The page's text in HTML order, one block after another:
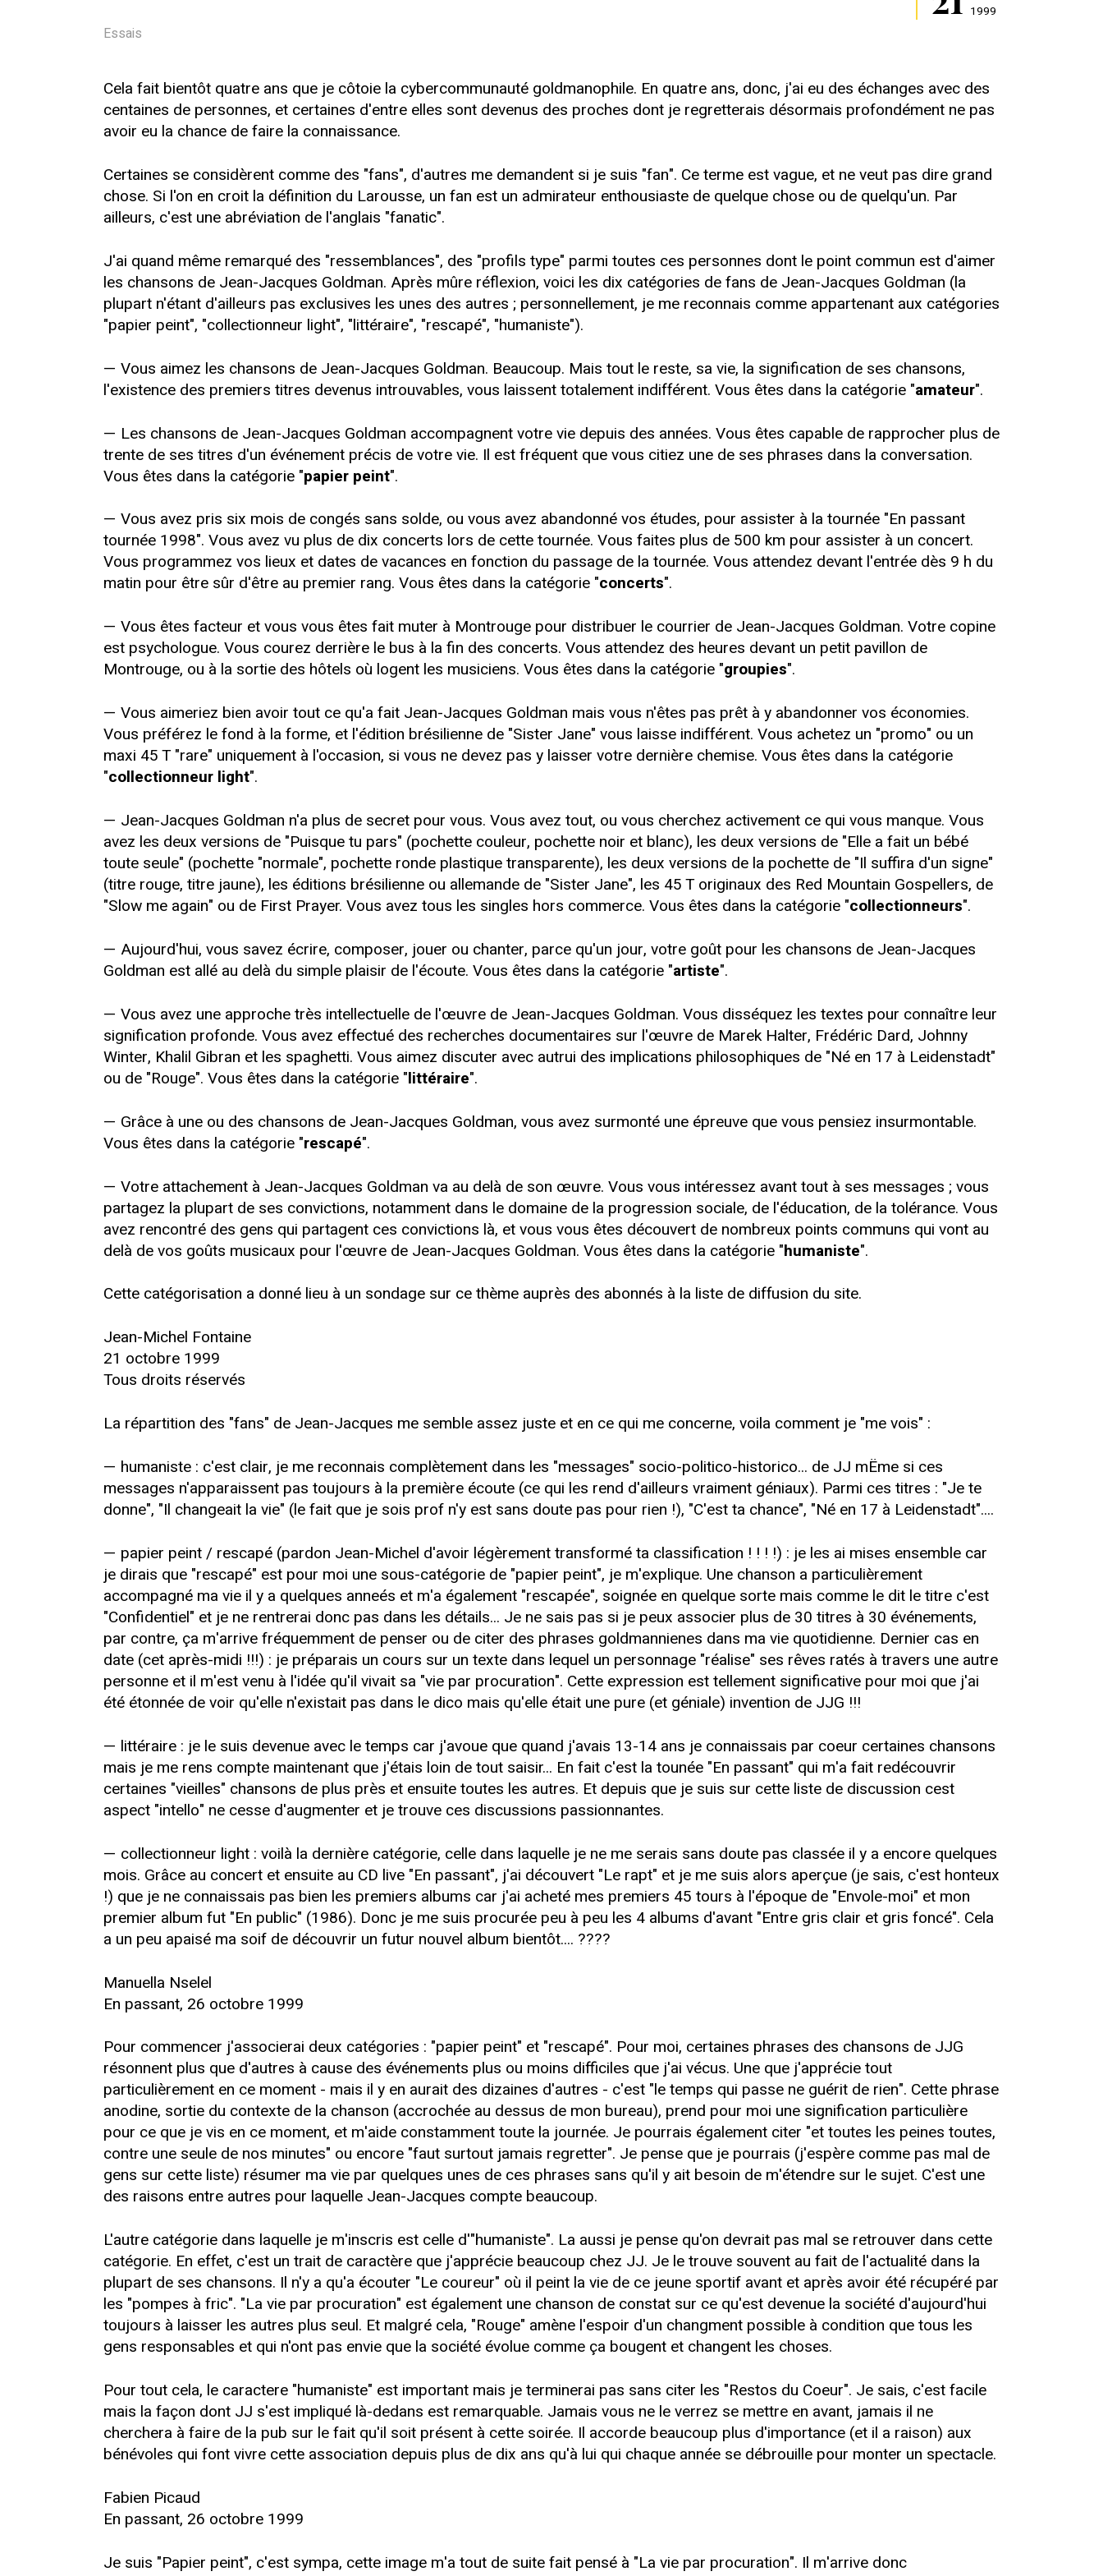
1999
Essais
Cela fait bientôt quatre ans que je côtoie la cybercommunauté goldmanophile. En quatre ans, donc, j'ai eu des échanges avec des
centaines de personnes, et certaines d'entre elles sont devenus des proches dont je regretterais désormais profondément ne pas
avoir eu la chance de faire la connaissance.
Certaines se considèrent comme des "fans", d'autres me demandent si je suis "fan". Ce terme est vague, et ne veut pas dire grand
chose. Si l'on en croit la définition du Larousse, un fan est un admirateur enthousiaste de quelque chose ou de quelqu'un. Par
ailleurs, c'est une abréviation de l'anglais "fanatic".
J'ai quand même remarqué des "ressemblances", des "profils type" parmi toutes ces personnes dont le point commun est d'aimer
les chansons de Jean-Jacques Goldman. Après mûre réflexion, voici les dix catégories de fans de Jean-Jacques Goldman (la
plupart n'étant d'ailleurs pas exclusives les unes des autres ; personnellement, je me reconnais comme appartenant aux catégories
"papier peint", "collectionneur light", "littéraire", "rescapé", "humaniste").
— Vous aimez les chansons de Jean-Jacques Goldman. Beaucoup. Mais tout le reste, sa vie, la signification de ses chansons,
l'existence des premiers titres devenus introuvables, vous laissent totalement indifférent. Vous êtes dans la catégorie "amateur".
— Les chansons de Jean-Jacques Goldman accompagnent votre vie depuis des années. Vous êtes capable de rapprocher plus de
trente de ses titres d'un événement précis de votre vie. Il est fréquent que vous citiez une de ses phrases dans la conversation.
Vous êtes dans la catégorie "papier peint".
— Vous avez pris six mois de congés sans solde, ou vous avez abandonné vos études, pour assister à la tournée "En passant
tournée 1998". Vous avez vu plus de dix concerts lors de cette tournée. Vous faites plus de 500 km pour assister à un concert.
Vous programmez vos lieux et dates de vacances en fonction du passage de la tournée. Vous attendez devant l'entrée dès 9 h du
matin pour être sûr d'être au premier rang. Vous êtes dans la catégorie "concerts".
— Vous êtes facteur et vous vous êtes fait muter à Montrouge pour distribuer le courrier de Jean-Jacques Goldman. Votre copine
est psychologue. Vous courez derrière le bus à la fin des concerts. Vous attendez des heures devant un petit pavillon de
Montrouge, ou à la sortie des hôtels où logent les musiciens. Vous êtes dans la catégorie "groupies".
— Vous aimeriez bien avoir tout ce qu'a fait Jean-Jacques Goldman mais vous n'êtes pas prêt à y abandonner vos économies.
Vous préférez le fond à la forme, et l'édition brésilienne de "Sister Jane" vous laisse indifférent. Vous achetez un "promo" ou un
maxi 45 T "rare" uniquement à l'occasion, si vous ne devez pas y laisser votre dernière chemise. Vous êtes dans la catégorie
"collectionneur light".
— Jean-Jacques Goldman n'a plus de secret pour vous. Vous avez tout, ou vous cherchez activement ce qui vous manque. Vous
avez les deux versions de "Puisque tu pars" (pochette couleur, pochette noir et blanc), les deux versions de "Elle a fait un bébé
toute seule" (pochette "normale", pochette ronde plastique transparente), les deux versions de la pochette de "Il suffira d'un signe"
(titre rouge, titre jaune), les éditions brésilienne ou allemande de "Sister Jane", les 45 T originaux des Red Mountain Gospellers, de
"Slow me again" ou de First Prayer. Vous avez tous les singles hors commerce. Vous êtes dans la catégorie "collectionneurs".
— Aujourd'hui, vous savez écrire, composer, jouer ou chanter, parce qu'un jour, votre goût pour les chansons de Jean-Jacques
Goldman est allé au delà du simple plaisir de l'écoute. Vous êtes dans la catégorie "artiste".
— Vous avez une approche très intellectuelle de l'œuvre de Jean-Jacques Goldman. Vous disséquez les textes pour connaître leur
signification profonde. Vous avez effectué des recherches documentaires sur l'œuvre de Marek Halter, Frédéric Dard, Johnny
Winter, Khalil Gibran et les spaghetti. Vous aimez discuter avec autrui des implications philosophiques de "Né en 17 à Leidenstadt"
ou de "Rouge". Vous êtes dans la catégorie "littéraire".
— Grâce à une ou des chansons de Jean-Jacques Goldman, vous avez surmonté une épreuve que vous pensiez insurmontable.
Vous êtes dans la catégorie "rescapé".
— Votre attachement à Jean-Jacques Goldman va au delà de son œuvre. Vous vous intéressez avant tout à ses messages ; vous
partagez la plupart de ses convictions, notamment dans le domaine de la progression sociale, de l'éducation, de la tolérance. Vous
avez rencontré des gens qui partagent ces convictions là, et vous vous êtes découvert de nombreux points communs qui vont au
delà de vos goûts musicaux pour l'œuvre de Jean-Jacques Goldman. Vous êtes dans la catégorie "humaniste".
Cette catégorisation a donné lieu à un sondage sur ce thème auprès des abonnés à la liste de diffusion du site.
Jean-Michel Fontaine
21 octobre 1999
Tous droits réservés
La répartition des "fans" de Jean-Jacques me semble assez juste et en ce qui me concerne, voila comment je "me vois" :
— humaniste : c'est clair, je me reconnais complètement dans les "messages" socio-politico-historico... de JJ mËme si ces
messages n'apparaissent pas toujours à la première écoute (ce qui les rend d'ailleurs vraiment géniaux). Parmi ces titres : "Je te
donne", "Il changeait la vie" (le fait que je sois prof n'y est sans doute pas pour rien !), "C'est ta chance", "Né en 17 à Leidenstadt"....
— papier peint / rescapé (pardon Jean-Michel d'avoir légèrement transformé ta classification ! ! ! !) : je les ai mises ensemble car
je dirais que "rescapé" est pour moi une sous-catégorie de "papier peint", je m'explique. Une chanson a particulièrement
accompagné ma vie il y a quelques anneés et m'a également "rescapée", soignée en quelque sorte mais comme le dit le titre c'est
"Confidentiel" et je ne rentrerai donc pas dans les détails... Je ne sais pas si je peux associer plus de 30 titres à 30 événements,
par contre, ça m'arrive fréquemment de penser ou de citer des phrases goldmannienes dans ma vie quotidienne. Dernier cas en
date (cet après-midi !!!) : je préparais un cours sur un texte dans lequel un personnage "réalise" ses rêves ratés à travers une autre
personne et il m'est venu à l'idée qu'il vivait sa "vie par procuration". Cette expression est tellement significative pour moi que j'ai
été étonnée de voir qu'elle n'existait pas dans le dico mais qu'elle était une pure (et géniale) invention de JJG !!!
— littéraire : je le suis devenue avec le temps car j'avoue que quand j'avais 13-14 ans je connaissais par coeur certaines chansons
mais je me rens compte maintenant que j'étais loin de tout saisir... En fait c'est la tounée "En passant" qui m'a fait redécouvrir
certaines "vieilles" chansons de plus près et ensuite toutes les autres. Et depuis que je suis sur cette liste de discussion cest
aspect "intello" ne cesse d'augmenter et je trouve ces discussions passionnantes.
— collectionneur light : voilà la dernière catégorie, celle dans laquelle je ne me serais sans doute pas classée il y a encore quelques
mois. Grâce au concert et ensuite au CD live "En passant", j'ai découvert "Le rapt" et je me suis alors aperçue (je sais, c'est honteux
!) que je ne connaissais pas bien les premiers albums car j'ai acheté mes premiers 45 tours à l'époque de "Envole-moi" et mon
premier album fut "En public" (1986). Donc je me suis procurée peu à peu les 4 albums d'avant "Entre gris clair et gris foncé". Cela
a un peu apaisé ma soif de découvrir un futur nouvel album bientôt.... ????
Manuella Nselel
En passant, 26 octobre 1999
Pour commencer j'associerai deux catégories : "papier peint" et "rescapé". Pour moi, certaines phrases des chansons de JJG
résonnent plus que d'autres à cause des événements plus ou moins difficiles que j'ai vécus. Une que j'apprécie tout
particulièrement en ce moment - mais il y en aurait des dizaines d'autres - c'est "le temps qui passe ne guérit de rien". Cette phrase
anodine, sortie du contexte de la chanson (accrochée au dessus de mon bureau), prend pour moi une signification particulière
pour ce que je vis en ce moment, et m'aide constamment toute la journée. Je pourrais également citer "et toutes les peines toutes,
contre une seule de nos minutes" ou encore "faut surtout jamais regretter". Je pense que je pourrais (j'espère comme pas mal de
gens sur cette liste) résumer ma vie par quelques unes de ces phrases sans qu'il y ait besoin de m'étendre sur le sujet. C'est une
des raisons entre autres pour laquelle Jean-Jacques compte beaucoup.
L'autre catégorie dans laquelle je m'inscris est celle d'"humaniste". La aussi je pense qu'on devrait pas mal se retrouver dans cette
catégorie. En effet, c'est un trait de caractère que j'apprécie beaucoup chez JJ. Je le trouve souvent au fait de l'actualité dans la
plupart de ses chansons. Il n'y a qu'a écouter "Le coureur" où il peint la vie de ce jeune sportif avant et après avoir été récupéré par
les "pompes à fric". "La vie par procuration" est également une chanson de constat sur ce qu'est devenue la société d'aujourd'hui
toujours à laisser les autres plus seul. Et malgré cela, "Rouge" amène l'espoir d'un changment possible à condition que tous les
gens responsables et qui n'ont pas envie que la société évolue comme ça bougent et changent les choses.
Pour tout cela, le caractere "humaniste" est important mais je terminerai pas sans citer les "Restos du Coeur". Je sais, c'est facile
mais la façon dont JJ s'est impliqué là-dedans est remarquable. Jamais vous ne le verrez se mettre en avant, jamais il ne
cherchera à faire de la pub sur le fait qu'il soit présent à cette soirée. Il accorde beaucoup plus d'importance (et il a raison) aux
bénévoles qui font vivre cette association depuis plus de dix ans qu'à lui qui chaque année se débrouille pour monter un spectacle.
Fabien Picaud
En passant, 26 octobre 1999
Je suis "Papier peint", c'est sympa, cette image m'a tout de suite fait pensé à "La vie par procuration". Il m'arrive donc